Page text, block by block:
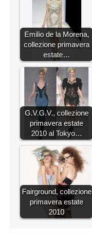
Emilio de la Morena,
collezione primavera
estate…
G.V.G.V., collezione
primavera estate
2010 al Tokyo…
Fairground, collezione
primavera estate
2010